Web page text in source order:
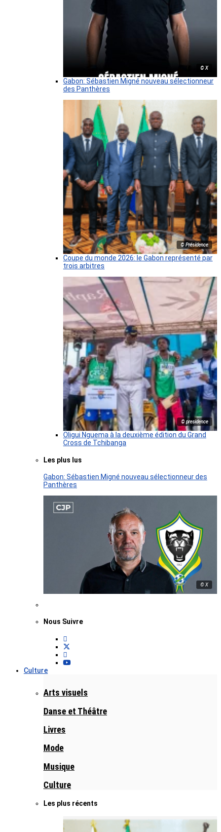
© X
Gabon: Sébastien Migné nouveau sélectionneur
des Panthères
© Présidence
Coupe du monde 2026: le Gabon représenté par
trois arbitres
© presidence
Oligui Nguema à la deuxième édition du Grand
Cross de Tchibanga
Les plus lus
Gabon: Sébastien Migné nouveau sélectionneur des
Panthères
© X
Nous Suivre
Culture
Arts visuels
Danse et Théâtre
Livres
Mode
Musique
Culture
Les plus récents